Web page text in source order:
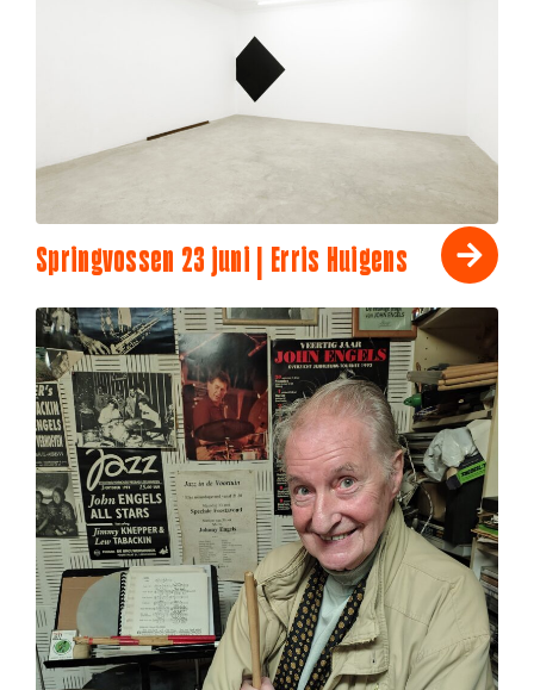
Springvossen 23 juni | Erris Huigens